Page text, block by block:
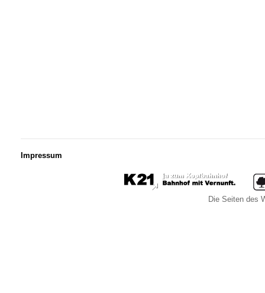
Impressum
Die Seiten des